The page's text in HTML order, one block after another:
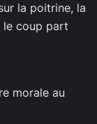
la poitrine, la
le coup part
morale au